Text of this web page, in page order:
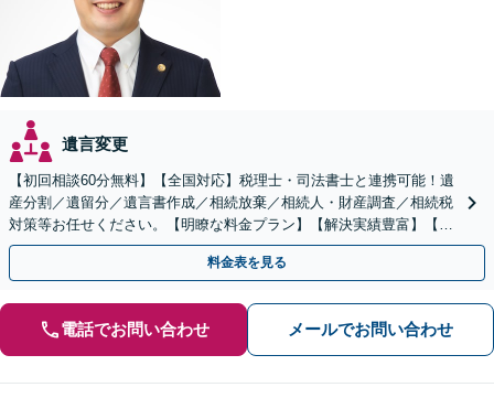
遺言変更
【初回相談60分無料】【全国対応】税理士・司法書士と連携可能！遺
産分割／遺留分／遺言書作成／相続放棄／相続人・財産調査／相続税
対策等お任せください。【明瞭な料金プラン】【解決実績豊富】【電
話相談可】
料金表を見る
電話でお問い合わせ メールでお問い合わせ